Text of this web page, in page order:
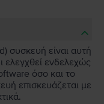
συσκευή είναι αυτή
ελεγχθεί ενδελεχώς
όσο και το
επισκευάζεται με